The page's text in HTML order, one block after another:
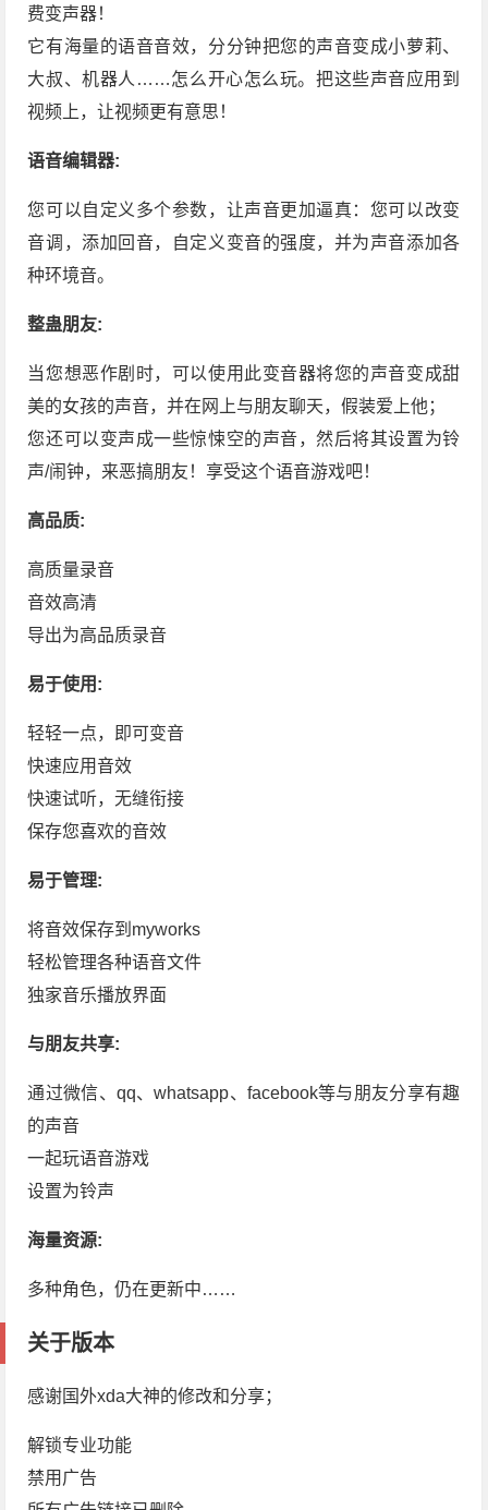
费变声器！
它有海量的语音音效，分分钟把您的声音变成小萝莉、
大叔、机器人……怎么开心怎么玩。把这些声音应用到
视频上，让视频更有意思！
语音编辑器:
您可以自定义多个参数，让声音更加逼真：您可以改变
音调，添加回音，自定义变音的强度，并为声音添加各
种环境音。
整蛊朋友:
当您想恶作剧时，可以使用此变音器将您的声音变成甜
美的女孩的声音，并在网上与朋友聊天，假装爱上他；
您还可以变声成一些惊悚空的声音，然后将其设置为铃
声/闹钟，来恶搞朋友！享受这个语音游戏吧！
高品质:
高质量录音
音效高清
导出为高品质录音
易于使用:
轻轻一点，即可变音
快速应用音效
快速试听，无缝衔接
保存您喜欢的音效
易于管理:
将音效保存到myworks
轻松管理各种语音文件
独家音乐播放界面
与朋友共享:
通过微信、qq、whatsapp、facebook等与朋友分享有趣
的声音
一起玩语音游戏
设置为铃声
海量资源:
多种角色，仍在更新中……
关于版本
感谢国外xda大神的修改和分享；
解锁专业功能
禁用广告